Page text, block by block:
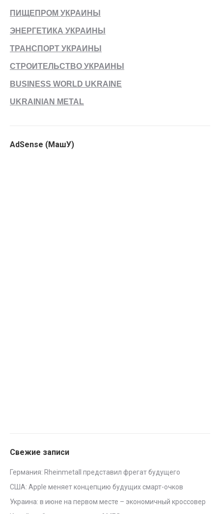
ПИЩЕПРОМ УКРАИНЫ
ЭНЕРГЕТИКА УКРАИНЫ
ТРАНСПОРТ УКРАИНЫ
СТРОИТЕЛЬСТВО УКРАИНЫ
BUSINESS WORLD UKRAINE
UKRAINIAN METAL
AdSense (МашУ)
Свежие записи
Германия: Rheinmetall представил фрегат будущего
США: Apple меняет концепцию будущих смарт-очков
Украина: в июне на первом месте – экономичный кроссовер